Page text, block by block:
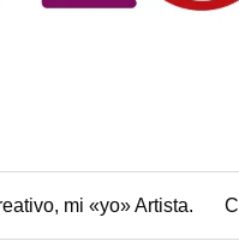
mi «yo» Artista.